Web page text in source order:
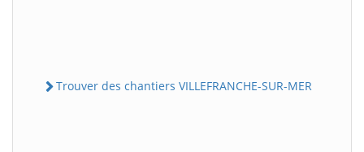
Trouver des chantiers VILLEFRANCHE-SUR-MER